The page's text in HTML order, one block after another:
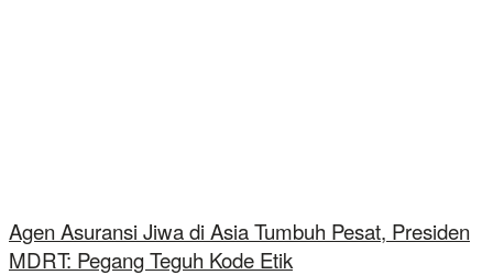
Agen Asuransi Jiwa di Asia Tumbuh Pesat, Presiden
MDRT: Pegang Teguh Kode Etik